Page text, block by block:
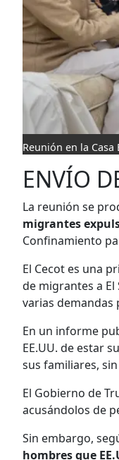
Reunión en la Casa
ENVÍO
La reunión se
migrantes
Confinamiento
El Cecot es una
de migrantes a
varias demandas
En un informe
EE.UU. de estar
sus familiares,
El Gobierno de
acusándolos de
Sin embargo,
hombres que